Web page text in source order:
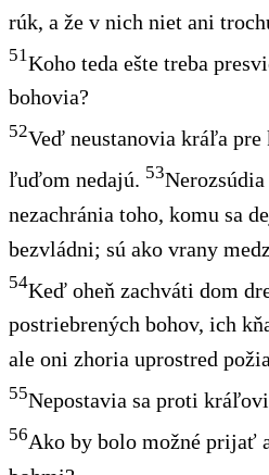
rúk, a že v nich niet ani
51Koho teda ešte treba
bohovia?
52Veď neustanovia kráľa
ľuďom nedajú. 53
nezachránia toho, komu sa
bezvládni; sú ako vrany
54Keď oheň zachváti dom
postriebrených bohov, ich
ale oni zhoria uprostred
55Nepostavia sa proti
56Ako by bolo možné prijať